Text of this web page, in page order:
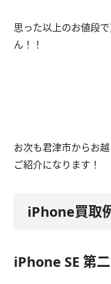
思った以上のお値段
ん！！
お次も君津市からお
ご紹介になります！
iPhone買取
iPhone SE 第